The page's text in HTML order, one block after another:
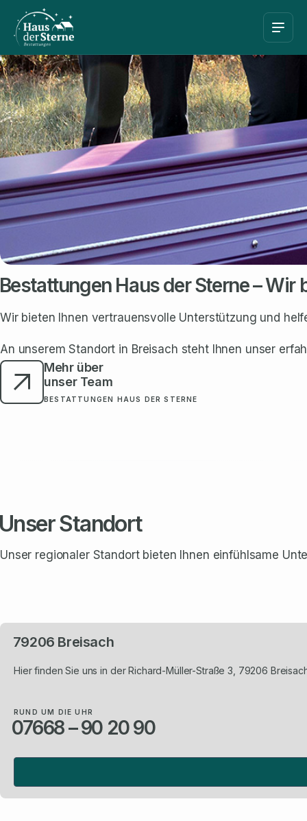
Haus der Sterne –
Wir bieten Ihnen vertrauensvolle Unterstützung und
An unserem Standort in Breisach steht Ihnen unser
Mehr über
unser Team
BESTATTUNGEN HAUS DER STERNE
Standort
Unser regionaler Standort bieten Ihnen einfühlsame
79206 Breisach
Hier finden Sie uns in der Richard-Müller-Straße 3, 79206
RUND UM DIE UHR
07668 – 90 20 90